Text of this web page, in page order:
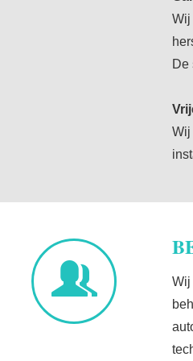
Wij
De
Wij
Wij